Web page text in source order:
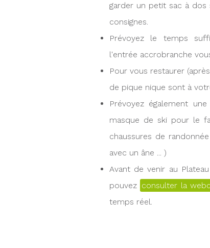
garder un petit sac à dos
consignes.
Prévoyez le temps
l'entrée accrobranche
Pour vous restaurer
de pique nique sont à
Prévoyez également
masque de ski pour le
chaussures de
avec un âne ... )
Avant de venir au
pouvez consulter la
temps réel.